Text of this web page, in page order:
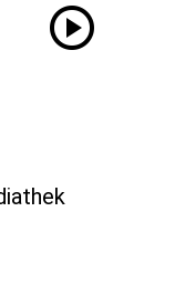
play_circle